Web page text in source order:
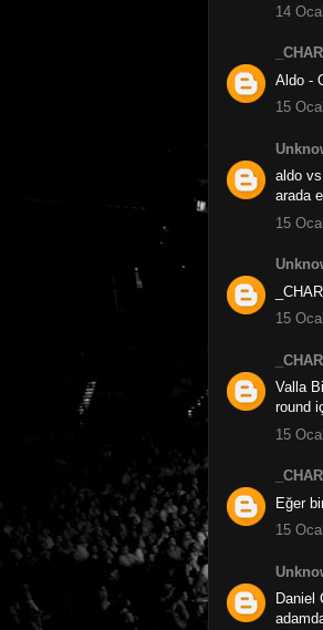
14
Aldo -
15
aldo
arada
15
15
Valla
round
15
Eğer
15
Daniel